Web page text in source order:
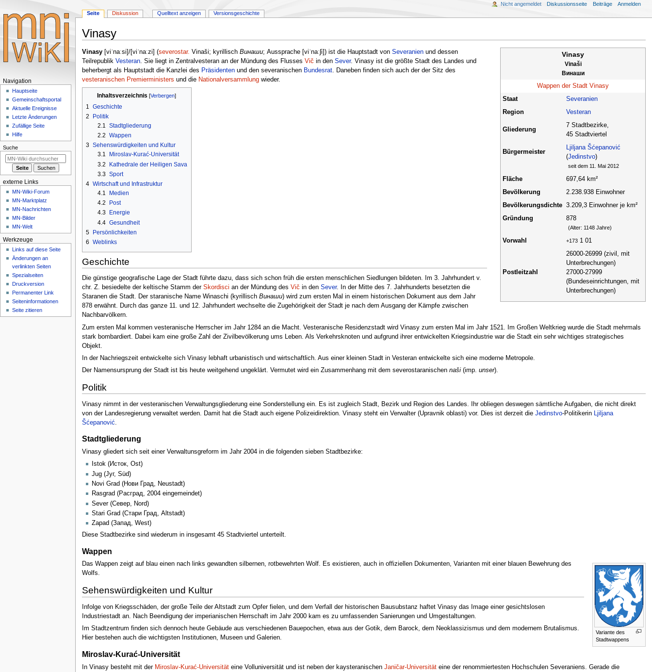
Vinasy
Zur
Navigation
springen
Zur
Suche
springen
Vinasy
Vinaši
Винаши
Wappen der Stadt Vinasy
Staat
Severanien
Region
Vesteran
Gliederung
7 Stadtbezirke,
45 Stadtviertel
Bürgermeister
Ljiljana Šćepanović
(Jedinstvo)
seit dem 11. Mai 2012
Fläche
697,64 km²
Bevölkerung
2.238.938 Einwohner
Bevölkerungsdichte 3.209,3 Einwohner je km²
Gründung
878
(Alter: 1148 Jahre)
Vorwahl +173 1 01
Postleitzahl
26000-26999 (zivil, mit
Unterbrechungen)
27000-27999
(Bundeseinrichtungen, mit
Unterbrechungen)
Vinasy[viˈnaːsi]/[viˈnaːzi] (severostar. Vinaši; kyrillisch Винаши; Aussprache [viˈnaːʃi]) ist die Hauptstadt von Severanienund dessen
Teilrepublik Vesteran. Sie liegt in Zentralvesteran an der Mündung des Flusses Vič in den Sever. Vinasy ist die größte Stadt des Landes und
beherbergt als Hauptstadt die Kanzlei des Präsidentenund den severanischen Bundesrat. Daneben finden sich auch der der Sitz des
vesteranischen Premierministers und die Nationalversammlungwieder.
Inhaltsverzeichnis
1
Geschichte
2
Politik
2.1 Stadtgliederung
2.2 Wappen
3 Sehenswürdigkeiten und Kultur
3.1
Miroslav-Kurać-Universität
3.2
Kathedrale der Heiligen Sava
3.3 Sport
4 Wirtschaft und Infrastruktur
4.1
Medien
4.2
Post
4.3
Energie
4.4 Gesundheit
5 Persönlichkeiten
6 Weblinks
Geschichte
Die günstige geografische Lage der Stadt führte dazu, dass sich schon früh die ersten menschlichen Siedlungen bildeten. Im 3. Jahrhundert v.
chr. Z. besiedelte der keltische Stamm der Skordisci an der Mündung des Vič in den Sever. In der Mitte des 7. Jahrhunderts besetzten die
Staranen die Stadt. Der staranische Name Winaschi (kyrillisch Винаши) wird zum ersten Mal in einem historischen Dokument aus dem Jahr
878 erwähnt. Durch das ganze 11. und 12. Jahrhundert wechselte die Zugehörigkeit der Stadt je nach dem Ausgang der Kämpfe zwischen
Nachbarvölkern.
Zum ersten Mal kommen vesteranische Herrscher im Jahr 1284 an die Macht. Vesteranische Residenzstadt wird Vinasy zum ersten Mal im Jahr 1521. Im Großen Weltkrieg wurde die Stadt mehrmals
stark bombardiert. Dabei kam eine große Zahl der Zivilbevölkerung ums Leben. Als Verkehrsknoten und aufgrund ihrer entwickelten Kriegsindustrie war die Stadt ein sehr wichtiges strategisches
Objekt.
In der Nachriegszeit entwickelte sich Vinasy lebhaft urbanistisch und wirtschaftlich. Aus einer kleinen Stadt in Vesteran entwickelte sich eine moderne Metropole.
Der Namensursprung der Stadt ist bis heute weitgehend ungeklärt. Vermutet wird ein Zusammenhang mit dem severostaranischen naši(imp. unser).
Politik
Vinasy nimmt in der vesteranischen Verwaltungsgliederung eine Sonderstellung ein. Es ist zugleich Stadt, Bezirk und Region des Landes. Ihr obliegen deswegen sämtliche Aufgaben, die nicht direkt
von der Landesregierung verwaltet werden. Damit hat die Stadt auch eigene Polizeidirektion. Vinasy steht ein Verwalter (Upravnik oblasti) vor. Dies ist derzeit die Jedinstvo-Politikerin Ljiljana
Šćepanović.
Stadtgliederung
Vinasy gliedert sich seit einer Verwaltunsgreform im Jahr 2004 in die folgenden sieben Stadtbezirke:
Istok (Исток, Ost)
Jug (Југ, Süd)
Novi Grad (Нови Град, Neustadt)
Rasgrad (Расград, 2004 eingemeindet)
Sever (Север, Nord)
Stari Grad (Стари Град, Altstadt)
Zapad (Запад, West)
Diese Stadtbezirke sind wiederum in insgesamt 45 Stadtviertel unterteilt.
Wappen
Variante des
Stadtwappens
Das Wappen zeigt auf blau einen nach links gewandten silbernen, rotbewehrten Wolf. Es existieren, auch in offiziellen Dokumenten, Varianten mit einer blauen Bewehrung des
Wolfs.
Sehenswürdigkeiten und Kultur
Infolge von Kriegsschäden, der große Teile der Altstadt zum Opfer fielen, und dem Verfall der historischen Bausubstanz haftet Vinasy das Image einer gesichtslosen
Industriestadt an. Nach Beendigung der imperianischen Herrschaft im Jahr 2000 kam es zu umfassenden Sanierungen und Umgestaltungen.
Im Stadtzentrum finden sich dennoch heute Gebäude aus verschiedenen Bauepochen, etwa aus der Gotik, dem Barock, dem Neoklassizismus und dem modernem Brutalismus.
Hier bestehen auch die wichtigsten Institutionen, Museen und Galerien.
Miroslav-Kurać-Universität
In Vinasy besteht mit der Miroslav-Kurać-Universitäteine Volluniversität und ist neben der kaysteranischen Janičar-Universitäteine der renommiertesten Hochschulen Severaniens. Gerade die
Navigationsmenü
Seite Diskussion Quelltext anzeigen Versionsgeschichte
Nicht angemeldet Diskussionsseite Beiträge Anmelden
Navigation
Hauptseite
Gemeinschafts­portal
Aktuelle Ereignisse
Letzte Änderungen
Zufällige Seite
Hilfe
Suche
externe Links
MN-Wiki-Forum
MN-Marktplatz
MN-Nachrichten
MN-Bilder
MN-Welt
Werkzeuge
Links auf diese Seite
Änderungen an
verlinkten Seiten
Spezialseiten
Druckversion
Permanenter Link
Seiten­­informationen
Seite zitieren